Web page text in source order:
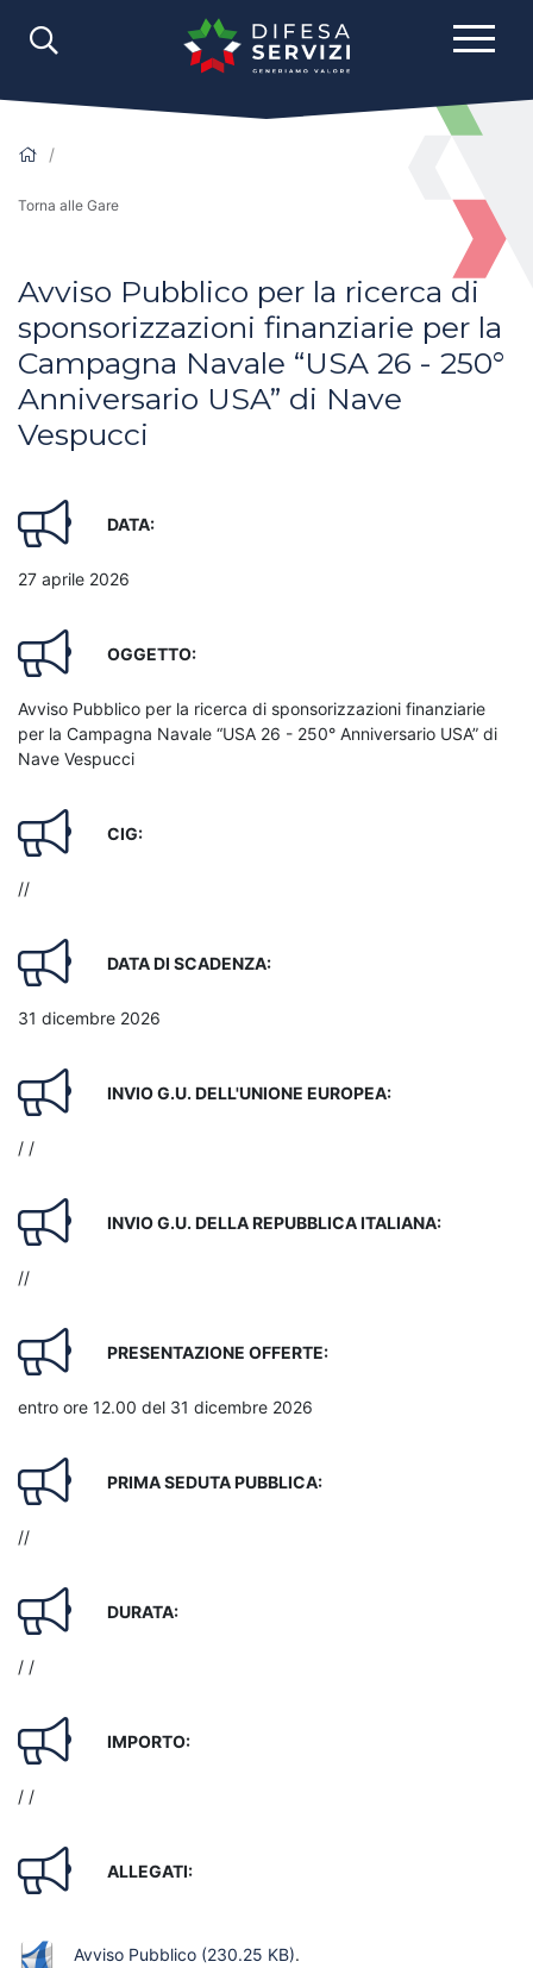
Torna alle Gare
Avviso Pubblico per la ricerca di
sponsorizzazioni finanziarie per la
Campagna Navale “USA 26 - 250°
Anniversario USA” di Nave
Vespucci
DATA:
27 aprile 2026
OGGETTO:
Avviso Pubblico per la ricerca di sponsorizzazioni finanziarie
per la Campagna Navale “USA 26 - 250° Anniversario USA” di
Nave Vespucci
CIG:
//
DATA DI SCADENZA:
31 dicembre 2026
INVIO G.U. DELL'UNIONE EUROPEA:
/ /
INVIO G.U. DELLA REPUBBLICA ITALIANA:
//
PRESENTAZIONE OFFERTE:
entro ore 12.00 del 31 dicembre 2026
PRIMA SEDUTA PUBBLICA:
//
DURATA:
/ /
IMPORTO:
/ /
ALLEGATI:
Avviso Pubblico (230.25 KB).